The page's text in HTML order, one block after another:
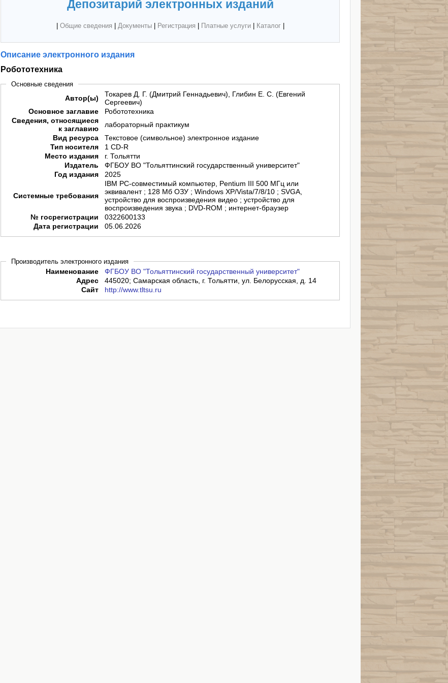
Депозитарий электронных изданий
Общие сведения Документы| Регистрация Платные услуги| Каталог|
Описание электронного издания
Робототехника
Основные сведения
Автор(ы)
Токарев Д. Г. (Дмитрий Геннадьевич), Глибин Е. С. (Евгений
Сергеевич)
Основное заглавие
Робототехника
Сведения, относящиеся
к заглавию
лабораторный практикум
Вид ресурса
Текстовое (символьное) электронное издание
Тип носителя
1 CD-R
Место издания
г. Тольятти
Издатель
ФГБОУ ВО "Тольяттинский государственный университет"
Год издания
2025
Системные требования
IBM PC-совместимый компьютер, Pentium III 500 МГц или
эквивалент ; 128 Мб ОЗУ ; Windows XP/Vista/7/8/10 ; SVGA,
устройство для воспроизведения видео ; устройство для
воспроизведения звука ; DVD-ROM ; интернет-браузер
№ госрегистрации
0322600133
Дата регистрации
05.06.2026
Производитель электронного издания
Наименование
ФГБОУ ВО "Тольяттинский государственный университет"
Адрес
445020; Самарская область, г. Тольятти, ул. Белорусская, д. 14
Сайт
http://www.tltsu.ru